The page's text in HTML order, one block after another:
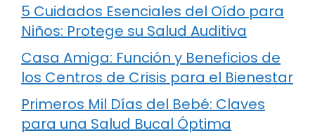
5 Cuidados Esenciales del Oído para
Niños: Protege su Salud Auditiva
Casa Amiga: Función y Beneficios de
los Centros de Crisis para el Bienestar
Primeros Mil Días del Bebé: Claves
para una Salud Bucal Óptima